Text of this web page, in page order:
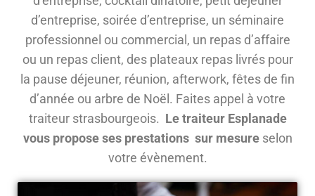
d’entreprise, soirée d’entreprise, un séminaire
professionnel ou commercial, un repas d’affaire
ou un repas client, des plateaux repas livrés pour
la pause déjeuner, réunion, afterwork, fêtes de fin
d’année ou arbre de Noël. Faites appel à votre
traiteur strasbourgeois. Le traiteur Esplanade
vous propose ses prestations sur mesureselon
votre évènement.